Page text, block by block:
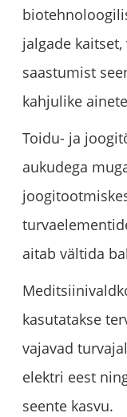
jalgade
saastumist
kahjulike
Toidu- ja
aukudega
aitab vältida
kasutatakse
vajavad
elektri eest
seente kasvu.